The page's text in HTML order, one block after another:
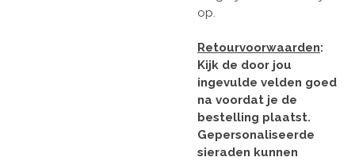
op.
Retourvoorwaarden:
Kijk de door jou
ingevulde velden goed
na voordat je de
bestelling plaatst.
Gepersonaliseerde
sieraden kunnen